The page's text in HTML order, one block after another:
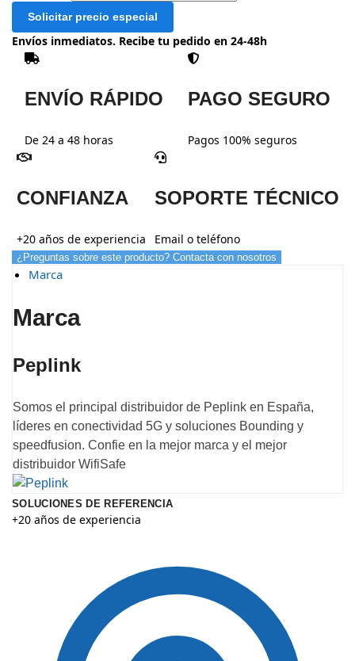
Solicitar precio especial
Envíos inmediatos. Recibe tu pedido en 24-48h
ENVÍO RÁPIDO
De 24 a 48 horas
PAGO SEGURO
Pagos 100% seguros
CONFIANZA
+20 años de experiencia
SOPORTE TÉCNICO
Email o teléfono
¿Preguntas sobre este producto? Contacta con nosotros
Marca
Marca
Peplink
Somos el principal distribuidor de Peplink en España,
líderes en conectividad 5G y soluciones Bounding y
speedfusion. Confie en la mejor marca y el mejor
distribuidor WifiSafe
SOLUCIONES DE REFERENCIA
+20 años de experiencia